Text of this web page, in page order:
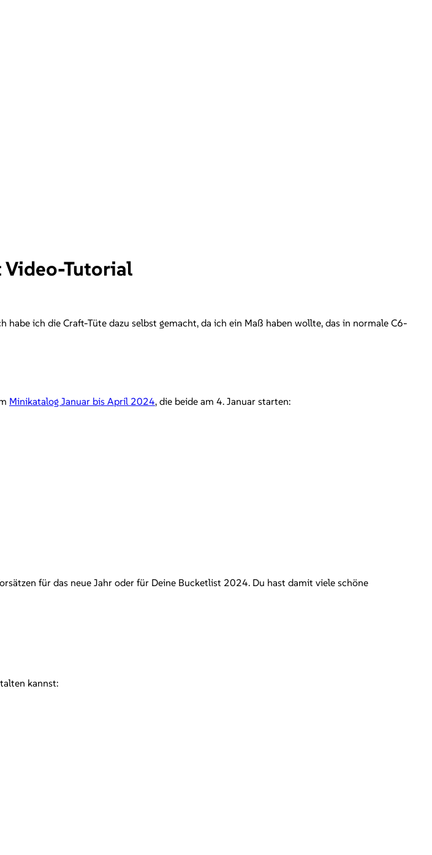
Video-Tutorial
ich die Craft-Tüte dazu selbst gemacht, da ich ein Maß haben wollte, das in normale C6-
Minikatalog Januar bis April 2024, die beide am 4. Januar starten:
für das neue Jahr oder für Deine Bucketlist 2024. Du hast damit viele schöne
kannst: